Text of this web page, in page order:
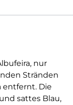
nur
Stränden
entfernt. Die
sattes Blau,